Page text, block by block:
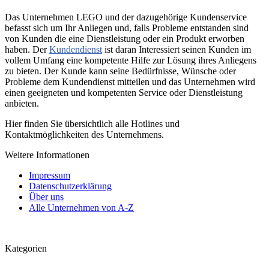
Das Unternehmen LEGO und der dazugehörige Kundenservice
befasst sich um Ihr Anliegen und, falls Probleme entstanden sind
von Kunden die eine Dienstleistung oder ein Produkt erworben
haben. DerKundendienst ist daran Interessiert seinen Kunden im
vollem Umfang eine kompetente Hilfe zur Lösung ihres Anliegens
zu bieten. Der Kunde kann seine Bedürfnisse, Wünsche oder
Probleme dem Kundendienst mitteilen und das Unternehmen wird
einen geeigneten und kompetenten Service oder Dienstleistung
anbieten.
Hier finden Sie übersichtlich alle Hotlines und
Kontaktmöglichkeiten des Unternehmens.
Weitere Informationen
Impressum
Datenschutzerklärung
Über uns
Alle Unternehmen von A-Z
Kategorien